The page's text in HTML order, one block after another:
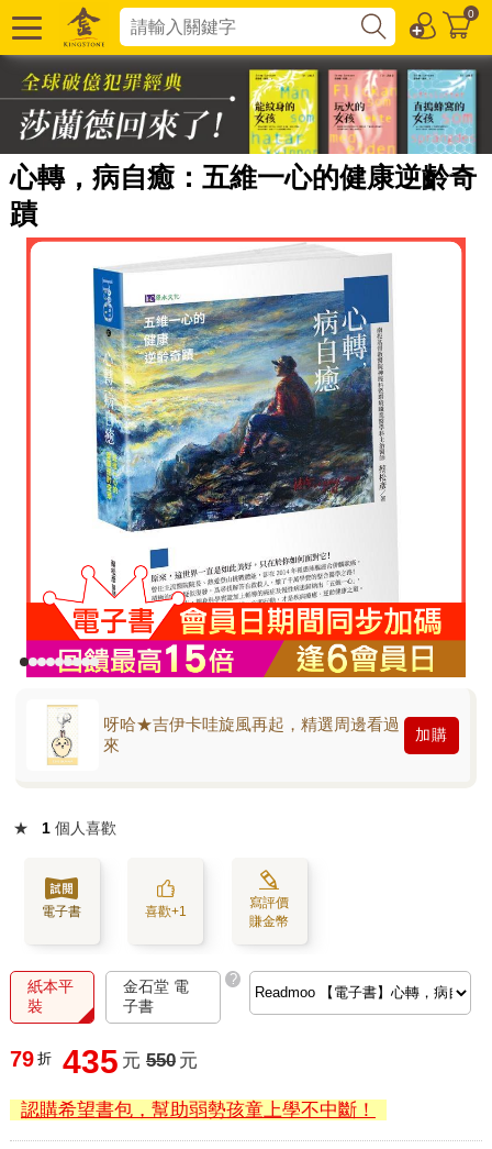
0
心轉，病自癒：五維一心的健康逆齡奇
蹟
呀哈★吉伊卡哇旋風再起，精選周邊看過
來
加購
★ 1 個人喜歡
電子書 喜歡+1
寫評價
賺金幣
紙本平
裝
金石堂 電
子書
?
79 折 435 元 550 元
認購希望書包，幫助弱勢孩童上學不中斷！